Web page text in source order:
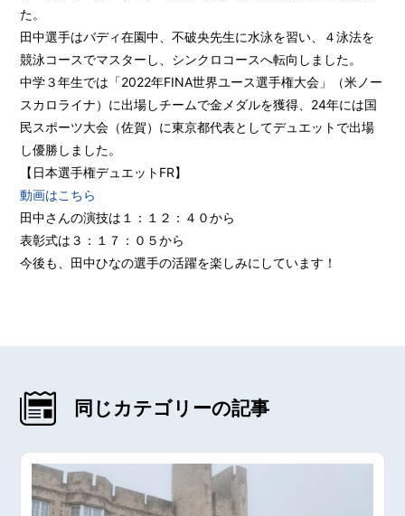
た。
田中選手はバディ在園中、不破央先生に水泳を習い、４泳法を
競泳コースでマスターし、シンクロコースへ転向しました。
中学３年生では「2022年FINA世界ユース選手権大会」（米ノー
スカロライナ）に出場しチームで金メダルを獲得、24年には国
民スポーツ大会（佐賀）に東京都代表としてデュエットで出場
し優勝しました。
【日本選手権デュエットFR】
動画はこちら
田中さんの演技は１：１２：４０から
表彰式は３：１７：０５から
今後も、田中ひなの選手の活躍を楽しみにしています！
同じカテゴリーの記事